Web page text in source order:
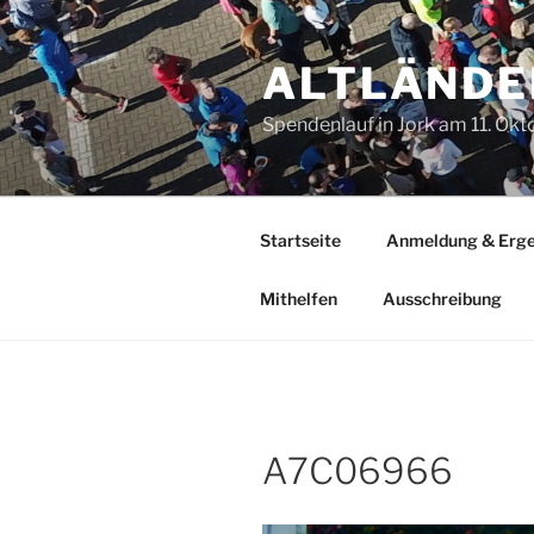
Zum
Inhalt
springen
Spendenlauf in Jork am 11.
Startseite Anmeldung &
Mithelfen Ausschreibung
A7C06966